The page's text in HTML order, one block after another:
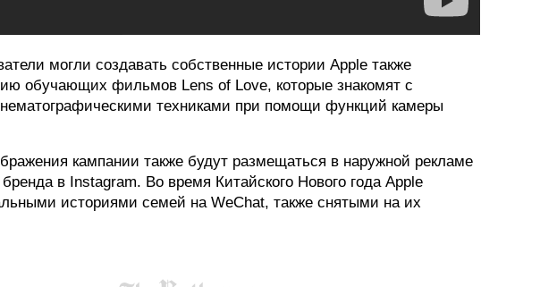
могли создавать собственные истории Apple также
обучающих фильмов Lens of Love, которые знакомят с
техниками при помощи функций камеры
кампании также будут размещаться в наружной рекламе
в Instagram. Во время Китайского Нового года Apple
историями семей на WeChat, также снятыми на их